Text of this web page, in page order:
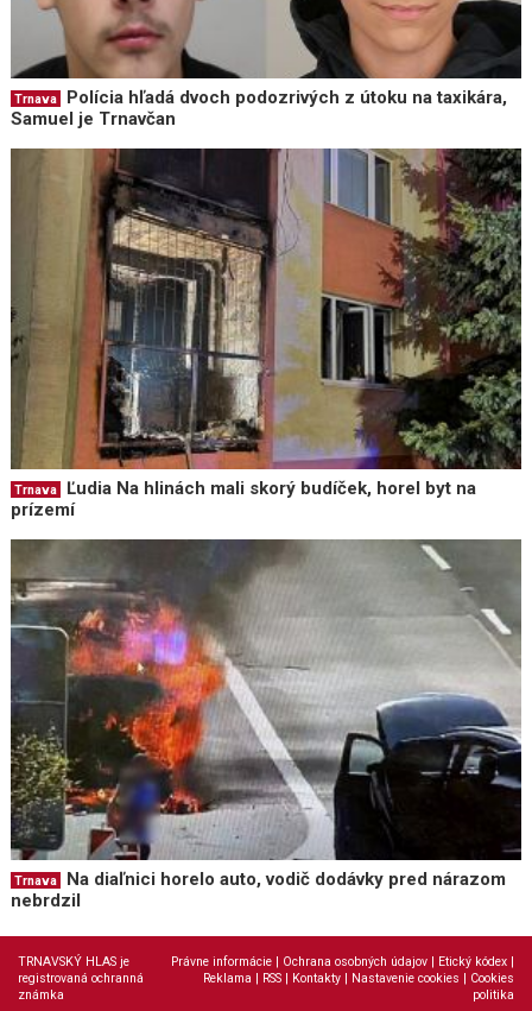
Trnava
Polícia hľadá dvoch podozrivých z útoku na taxikára,
Samuel je Trnavčan
Trnava
Ľudia Na hlinách mali skorý budíček, horel byt na
prízemí
Trnava
Na diaľnici horelo auto, vodič dodávky pred nárazom
nebrdzil
TRNAVSKÝ HLAS je
registrovaná ochranná
známka
Právne informácie Ochrana osobných údajov Etický kódex
Reklama
RSS Kontakty Nastavenie cookies
Cookies
politika